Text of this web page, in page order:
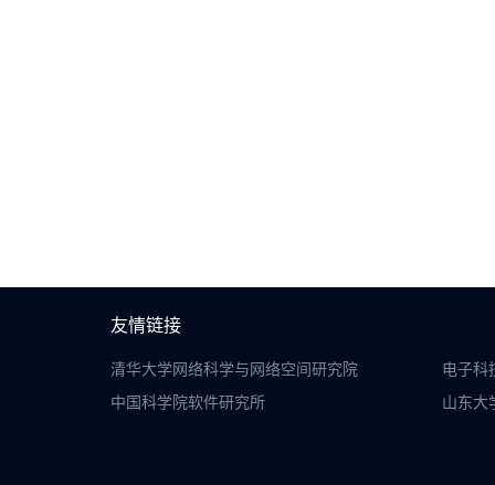
友情链接
清华大学网络科学与网络空间研究院
电子科
中国科学院软件研究所
山东大